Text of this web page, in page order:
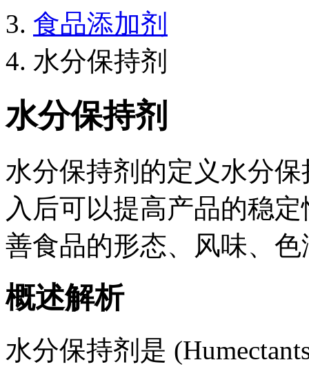
食品添加剂
水分保持剂
水分保持剂
水分保持剂的定义水分
入后可以提高产品的稳
善食品的形态、风味、
概述解析
水分保持剂是